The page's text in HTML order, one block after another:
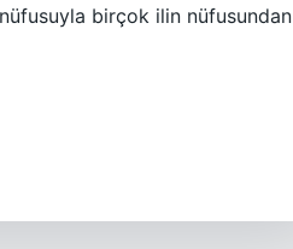
birçok ilin nüfusundan